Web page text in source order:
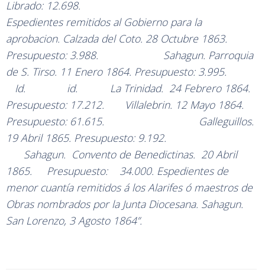
Librado: 12.698.
Espedientes remitidos al Gobierno para la
aprobacion. Calzada del Coto. 28 Octubre 1863.
Presupuesto: 3.988. Sahagun. Parroquia
de S. Tirso. 11 Enero 1864. Presupuesto: 3.995.
Id. id. La Trinidad. 24 Febrero 1864.
Presupuesto: 17.212. Villalebrin. 12 Mayo 1864.
Presupuesto: 61.615. Galleguillos.
19 Abril 1865. Presupuesto: 9.192.
Sahagun. Convento de Benedictinas. 20 Abril
1865. Presupuesto: 34.000. Espedientes de
menor cuantía remitidos á los Alarifes ó maestros de
Obras nombrados por la Junta Diocesana. Sahagun.
San Lorenzo, 3 Agosto 1864”.